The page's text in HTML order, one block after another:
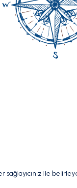
sağlayıcınız ile